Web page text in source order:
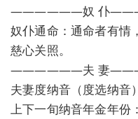
——————奴 仆
奴仆通命：通命者有情
慈心关照。
——————夫 妻
夫妻度纳音（度选纳音
上下一旬纳音年金年份